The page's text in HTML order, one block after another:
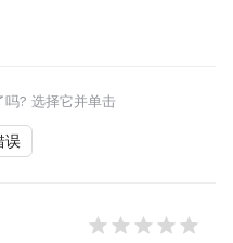
? 选择它并单击
误